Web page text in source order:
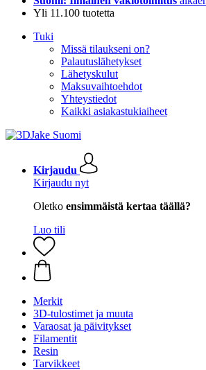
Yli 11.100 tuotetta
Tuki
Missä tilaukseni on?
Palautuslähetykset
Lähetyskulut
Maksuvaihtoehdot
Yhteystiedot
Kaikki asiakastukiaiheet
Kirjaudu
Kirjaudu nyt
Oletko ensimmäistä kertaa täällä?
Luo tili
Merkit
3D-tulostimet ja muuta
Varaosat ja päivitykset
Filamentit
Resin
Tarvikkeet